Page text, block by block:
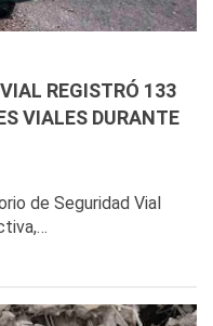
REGISTRÓ 133
VIALES DURANTE
de Seguridad Vial